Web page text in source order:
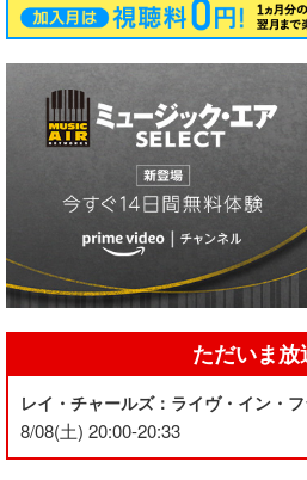
ただいま放
レイ・チャールズ：ライヴ・イン・
8/08(土) 20:00-20:33